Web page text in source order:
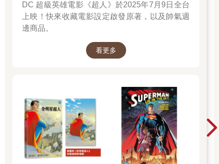
DC 超級英雄電影《超人》於2025年7月9日全台
上映！快來收藏電影設定啟發原著，以及帥氣週
邊商品。
看更多